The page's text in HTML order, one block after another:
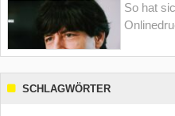
So hat
SCHLAGWÖRTER